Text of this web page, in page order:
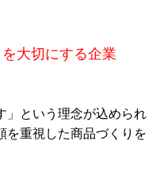
大切にする企業
」という理念が込められ
を重視した商品づくりを